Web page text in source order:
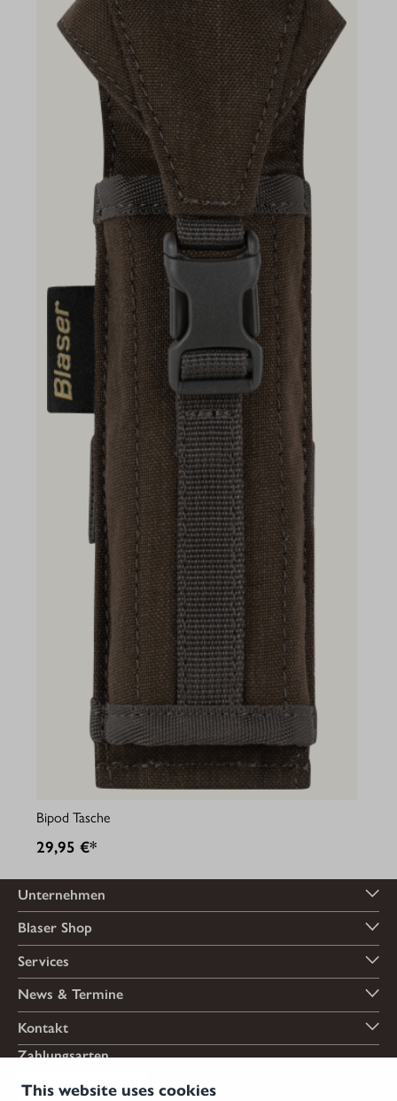
This website uses cookies
Bipod Tasche
29,95 €*
Unternehmen
Blaser Shop
Services
News & Termine
Kontakt
Zahlungsarten